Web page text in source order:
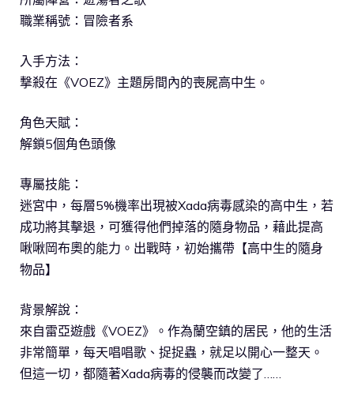
職業稱號：冒險者系
入手方法：
撃殺在《VOEZ》主題房間內的喪屍高中生。
角色天賦：
解鎖5個角色頭像
專屬技能：
迷宮中，每層5%機率出現被Xada病毒感染的高中生，若
成功將其擊退，可獲得他們掉落的隨身物品，藉此提高
啾啾岡布奧的能力。出戰時，初始攜帶【高中生的隨身
物品】
背景解說：
來自雷亞遊戲《VOEZ》。作為蘭空鎮的居民，他的生活
非常簡單，每天唱唱歌、捉捉蟲，就足以開心一整天。
但這一切，都隨著Xada病毒的侵襲而改變了……